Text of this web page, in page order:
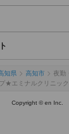
知県 高知市
夜勤
★エミナルクリニック
Copyright © en Inc.